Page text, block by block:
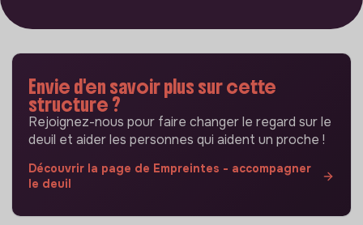
Envie d'en savoir plus sur cette
structure ?
Rejoignez-nous pour faire changer le regard sur le
deuil et aider les personnes qui aident un proche !
Découvrir la page de Empreintes - accompagner
le deuil